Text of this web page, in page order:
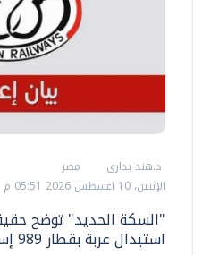
د.هند بدارى
مصر
الإثنين، 10 اغسطس 2026 05:51 م
"السكة الحديد" توضح
استبدال عربة بقطار 989 إسباني مطور